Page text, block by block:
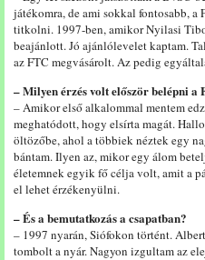
játékomra, de ami sokkal fontosabb,
titkolni. 1997-ben, amikor Nyilasi
beajánlott. Jó ajánlólevelet kaptam.
az FTC megvásárolt. Az pedig
– Milyen érzés volt először belépni a
– Amikor első alkalommal mentem
meghatódott, hogy elsírta magát.
öltözőbe, ahol a többiek néztek egy
bántam. Ilyen az, mikor egy álom
életemnek egyik fő célja volt, amit a
el lehet érzékenyülni.
– És a bemutatkozás a csapatban?
– 1997 nyarán, Siófokon történt.
tombolt a nyár. Nagyon izgultam az